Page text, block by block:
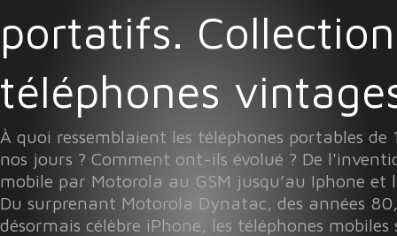
portatifs.
téléphones
À quoi ressemblaient les téléphones portables de
nos jours ? Comment ont-ils évolué ? De
mobile par Motorola au GSM jusqu’au Iphone et
Du surprenant Motorola Dynatac, des années
désormais célèbre iPhone, les téléphones mobiles